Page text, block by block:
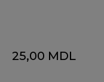
25,00 MDL